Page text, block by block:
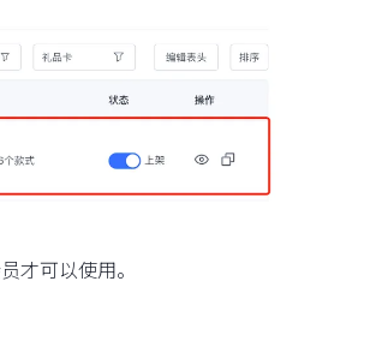
才可以使用。